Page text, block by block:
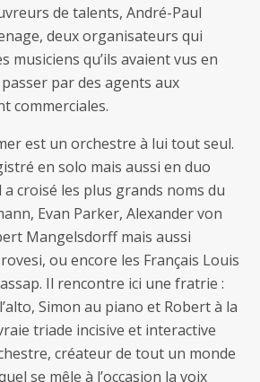
de talents, André-Paul
deux organisateurs qui
musiciens qu’ils avaient vus en
par des agents aux
commerciales.
est un orchestre à lui tout seul.
en solo mais aussi en duo
a croisé les plus grands noms du
Evan Parker, Alexander von
Mangelsdorff mais aussi
ou encore les Français Louis
Il rencontre ici une fratrie :
Simon au piano et Robert à la
triade incisive et interactive
créateur de tout un monde
se mêle à l’occasion la voix